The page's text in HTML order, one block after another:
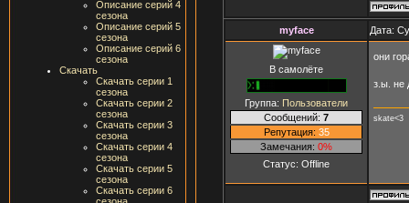
Описание серий 4
сезона
Описание серий 5
сезона
Описание серий 6
сезона
Скачать
Скачать серии 1
сезона
Скачать серии 2
сезона
Скачать серии 3
сезона
Скачать серии 4
сезона
Скачать серии 5
сезона
Скачать серии 6
myface Дата:
В самолёте
Группа: Пользователи
Сообщений: 7
Репутация: 35
Замечания: 0%
Статус: Offline
они
з.ы. не
skate<3